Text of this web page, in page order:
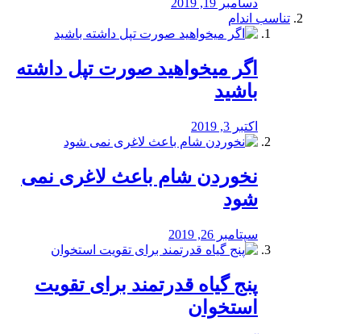
دسامبر 19, 2019
تناسب اندام
اگر میخواهید صورت تپل داشته
باشید
اکتبر 3, 2019
نخوردن شام باعث لاغری نمی
‌شود
سپتامبر 26, 2019
پنج گیاه قدرتمند برای تقویت
استخوان